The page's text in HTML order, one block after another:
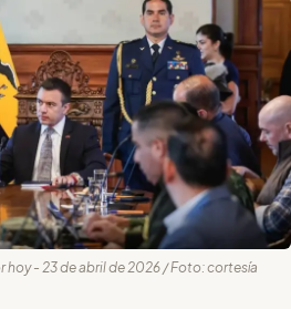
- 23 de abril de 2026 / Foto: cortesía